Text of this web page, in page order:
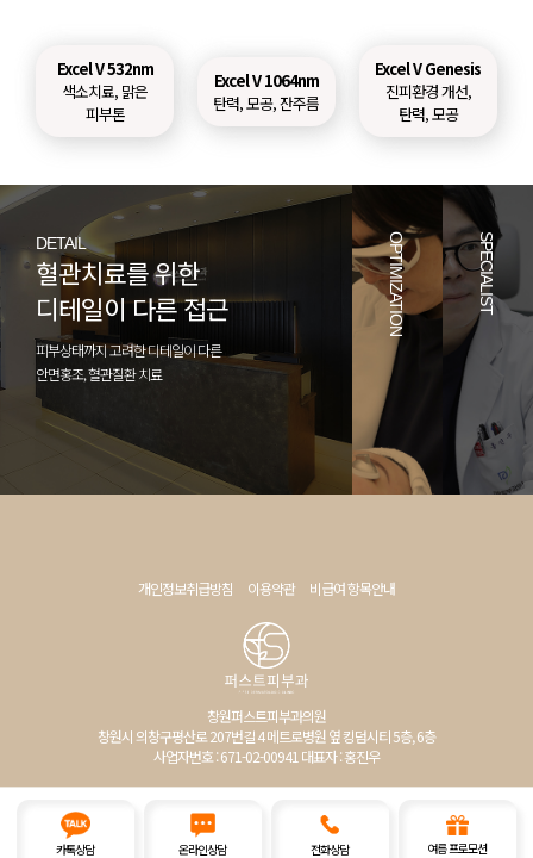
Excel V 532nm
색소치료, 맑은
피부톤
Excel V 1064nm
탄력, 모공, 잔주름
Excel V Genesis
진피환경 개선,
탄력, 모공
DETAIL
혈관치료를 위한
디테일이 다른 접근
피부상태까지 고려한 디테일이 다른
안면홍조, 혈관질환 치료
OPTIMIZATION SPECIALIST
카톡상담 온라인상담 전화상담 여름 프로모션
개인정보취급방침 이용약관 비급여 항목안내
창원퍼스트피부과의원
창원시 의창구평산로 207번길 4 메트로병원 옆 킹덤시티 5층, 6층
사업자번호 : 671-02-00941 대표자 : 홍진우
Copyright © 창원퍼스트피부과의원 ALL RIGHTS RESERVED